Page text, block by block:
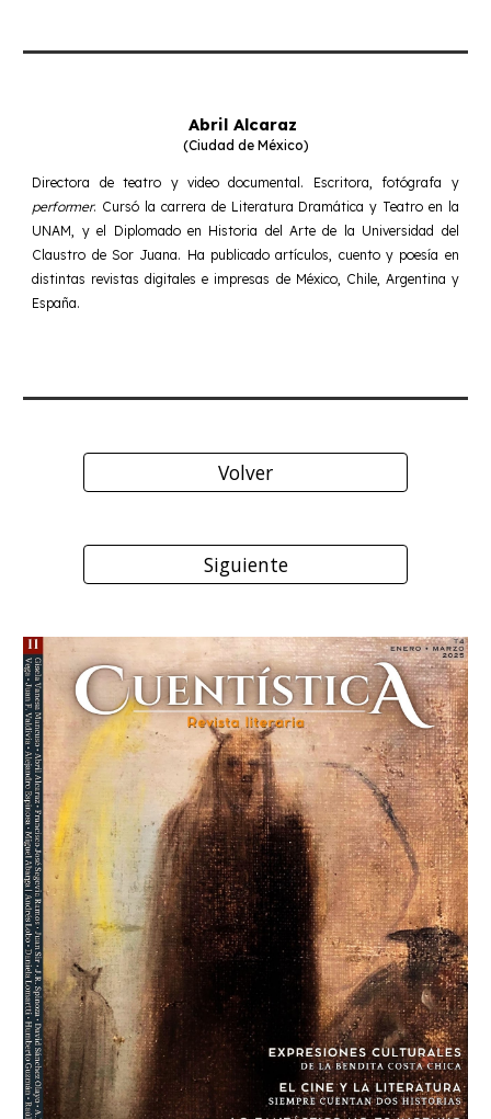
Abril Alcaraz
(Ciudad de México)
Directora de teatro y video documental. Escritora, fotógrafa y
performer. Cursó la carrera de Literatura Dramática y Teatro en la
UNAM, y el Diplomado en Historia del Arte de la Universidad del
Claustro de Sor Juana. Ha publicado artículos, cuento y poesía en
distintas revistas digitales e impresas de México, Chile, Argentina y
España.
Volver
Siguiente